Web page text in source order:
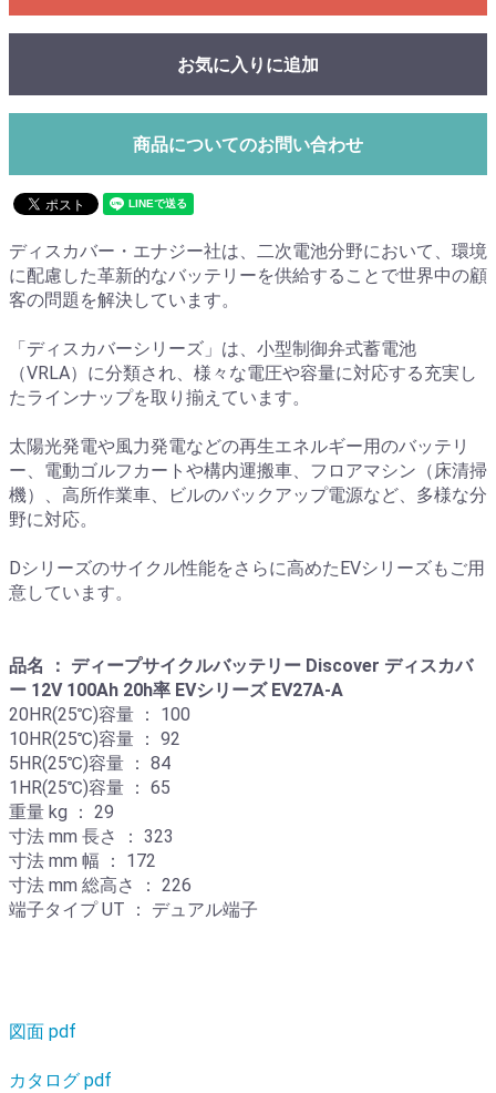
お気に入りに追加
商品についてのお問い合わせ
ディスカバー・エナジー社は、二次電池分野において、環境
に配慮した革新的なバッテリーを供給することで世界中の顧
客の問題を解決しています。
「ディスカバーシリーズ」は、小型制御弁式蓄電池
（VRLA）に分類され、様々な電圧や容量に対応する充実し
たラインナップを取り揃えています。
太陽光発電や風力発電などの再生エネルギー用のバッテリ
ー、電動ゴルフカートや構内運搬車、フロアマシン（床清掃
機）、高所作業車、ビルのバックアップ電源など、多様な分
野に対応。
Dシリーズのサイクル性能をさらに高めたEVシリーズもご用
意しています。
品名 ： ディープサイクルバッテリー Discover ディスカバ
ー 12V 100Ah 20h率 EVシリーズ EV27A-A
20HR(25℃)容量 ： 100
10HR(25℃)容量 ： 92
5HR(25℃)容量 ： 84
1HR(25℃)容量 ： 65
重量 kg ： 29
寸法 mm 長さ ： 323
寸法 mm 幅 ： 172
寸法 mm 総高さ ： 226
端子タイプ UT ： デュアル端子
図面 pdf
カタログ pdf